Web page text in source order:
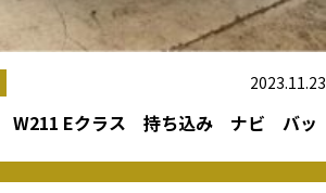
2023.11.23
W211 Eクラス 持ち込み ナビ バッ